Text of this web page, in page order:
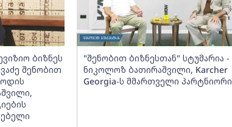
ბიზნეს
შენობით
"შენობით ბიზნესთან" სტუმარია -
ნიკოლოზ ბათირაშვილი, Karcher
Georgia-ს მმართველი პარტნიორი